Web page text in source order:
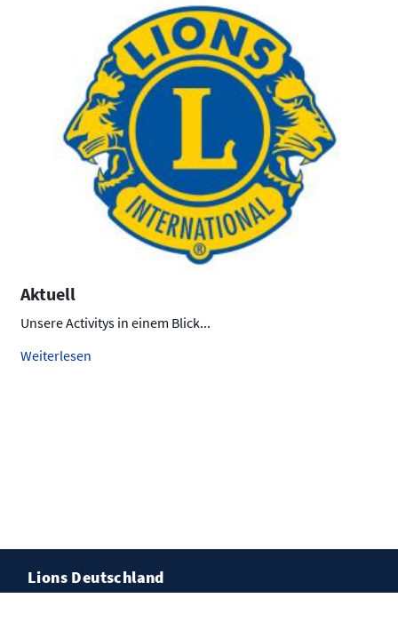
Aktuell
Unsere Activitys in einem Blick...
Weiterlesen
Lions Deutschland